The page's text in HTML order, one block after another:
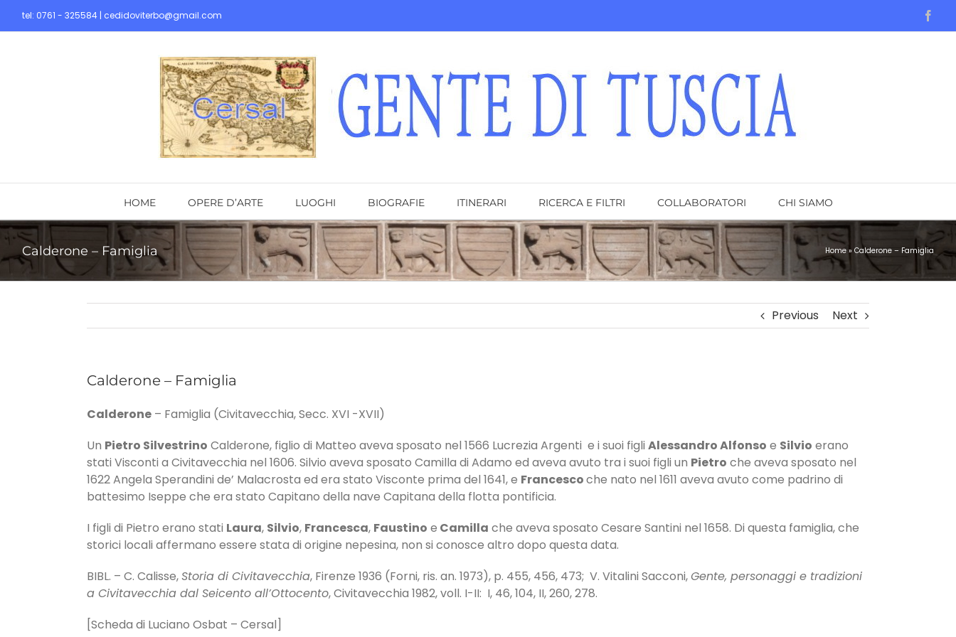
tel: 0761 - 325584 | cedidoviterbo@gmail.com
HOME OPERE D’ARTE LUOGHI BIOGRAFIE ITINERARI RICERCA E FILTRI COLLABORATORI CHI SIAMO
Calderone – Famiglia Home » Calderone – Famiglia
Previous Next
Calderone – Famiglia
Calderone – Famiglia (Civitavecchia, Secc. XVI -XVII)
Un Pietro Silvestrino Calderone, figlio di Matteo aveva sposato nel 1566 Lucrezia Argenti e i suoi figli Alessandro Alfonso e Silvio erano
stati Visconti a Civitavecchia nel 1606. Silvio aveva sposato Camilla di Adamo ed aveva avuto tra i suoi figli un Pietro che aveva sposato nel
1622 Angela Sperandini de’ Malacrosta ed era stato Visconte prima del 1641, e Francescoche nato nel 1611 aveva avuto come padrino di
battesimo Iseppe che era stato Capitano della nave Capitana della flotta pontificia.
I figli di Pietro erano stati Laura, Silvio, Francesca, Faustino e Camilla che aveva sposato Cesare Santini nel 1658. Di questa famiglia, che
storici locali affermano essere stata di origine nepesina, non si conosce altro dopo questa data.
BIBL. – C. Calisse,Storia di Civitavecchia, Firenze 1936 (Forni, ris. an. 1973), p. 455, 456, 473; V. Vitalini Sacconi,Gente, personaggi e tradizioni
a Civitavecchia dal Seicento all’Ottocento, Civitavecchia 1982, voll. I-II: I, 46, 104, II, 260, 278.
[Scheda di Luciano Osbat – Cersal]